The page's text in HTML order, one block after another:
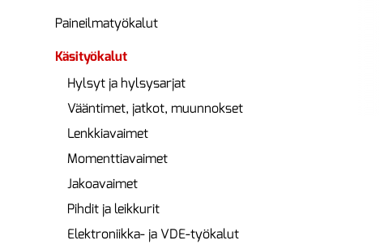
Paineilmatyökalut
Käsityökalut
Hylsyt ja hylsysarjat
Vääntimet, jatkot, muunnokset
Lenkkiavaimet
Momenttiavaimet
Jakoavaimet
Pihdit ja leikkurit
Elektroniikka- ja VDE-työkalut